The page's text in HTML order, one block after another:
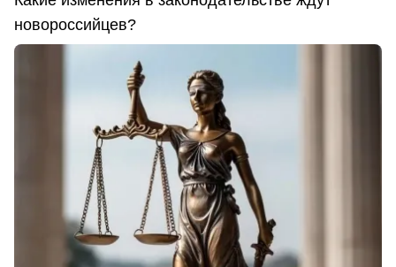
новороссийцев?